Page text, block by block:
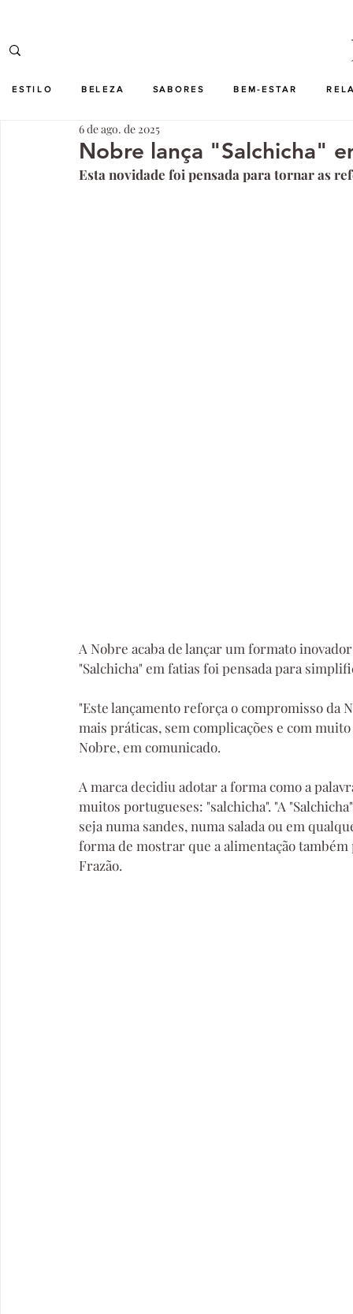
ESTILO BELEZA SABORES BEM-ESTAR
Nobre lança "Salchicha"
6 de ago. de 2025
Esta novidade foi pensada para tornar as
A Nobre acaba de lançar um formato
"Salchicha" em fatias foi pensada para
"Este lançamento reforça o compromisso da
mais práticas, sem complicações e com
Nobre, em comunicado.
A marca decidiu adotar a forma como a
muitos portugueses: "salchicha". "A
seja numa sandes, numa salada ou em
forma de mostrar que a alimentação
Frazão.